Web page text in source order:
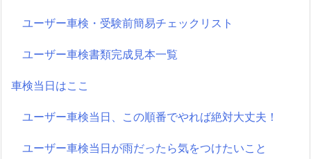
ユーザー車検・受験前簡易チェックリスト
ユーザー車検書類完成見本一覧
車検当日はここ
ユーザー車検当日、この順番でやれば絶対大丈夫！
ユーザー車検当日が雨だったら気をつけたいこと